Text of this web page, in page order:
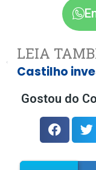
LEIA
Gostou do